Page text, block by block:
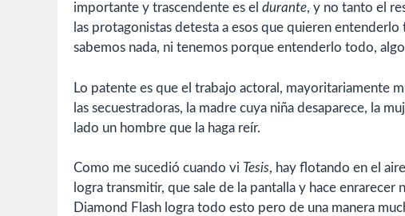
importante y trascendente es el durante, y no tanto el
las protagonistas detesta a esos que quieren
sabemos nada, ni tenemos porque entenderlo todo,
Lo patente es que el trabajo actoral, mayoritariamente
las secuestradoras, la madre cuya niña desaparece, la
lado un hombre que la haga reír.
Como me sucedió cuando vi Tesis, hay flotando en el
logra transmitir, que sale de la pantalla y hace
Diamond Flash logra todo esto pero de una manera